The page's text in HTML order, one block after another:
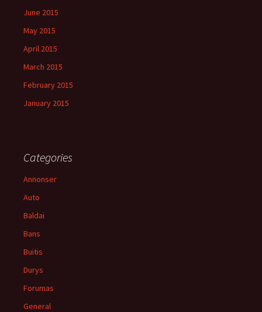
June 2015
May 2015
April 2015
March 2015
February 2015
January 2015
Categories
Annonser
Auto
Baldai
Bans
Buitis
Durys
Forumas
General